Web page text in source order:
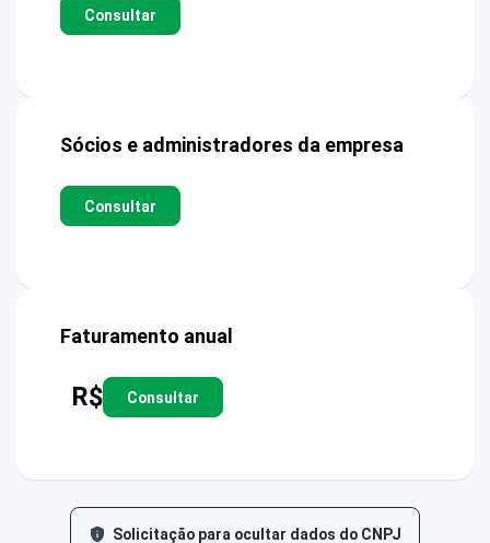
Consultar
Sócios e administradores da empresa
Consultar
Faturamento anual
R$ Consultar
Solicitação para ocultar dados do CNPJ